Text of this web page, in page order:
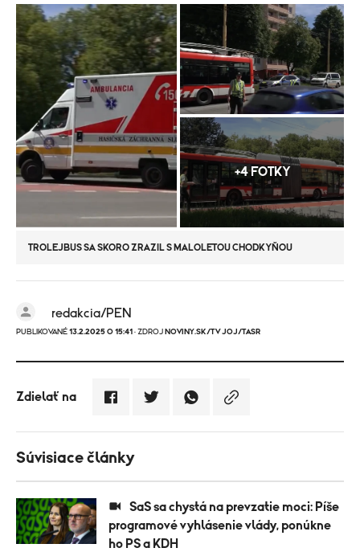
+4 FOTKY
TROLEJBUS SA SKORO ZRAZIL S MALOLETOU CHODKYŇOU
redakcia/PEN
PUBLIKOVANÉ 13.2.2025 O 15:41 · ZDROJ NOVINY.SK/TV JOJ/TASR
Zdielať na
Súvisiace články
programové vyhlásenie vlády, ponúkne
ho PS a KDH